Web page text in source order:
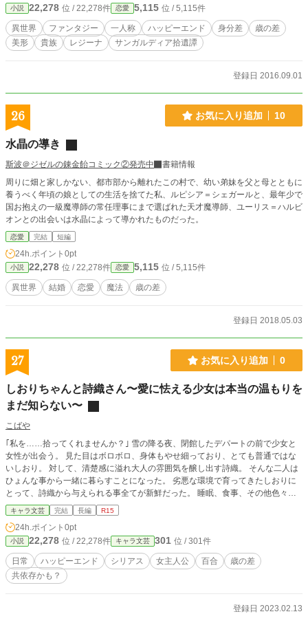
を公開しております。 https://www.alphapolis.co.jp/novel/710124967/873070
322 ※同一世界を舞台にした関連作品もございます。 (閲覧は18歳以上のB
Lにも寛容な方に限らせていただきます、何卒ご了承ください) https://novel18.
syosetu.com/xs0114a/
小説 22,278 位 / 22,278件 恋愛 5,115 位 / 5,115件
異世界 ファンタジー 一人称 ハッピーエンド 身分差
歳の差
美形
貴族 レジーナ サンガルディア拾遺譚
登録日 2016.09.01
26 お気に入り追加 10
水晶の導き
斯波＠ジゼルの錬金飴コミック②発売中
書籍情報
周りに畑と家しかない、都市部から離れたこの村で、幼い弟妹を父と母とともに
養うべく年頃の娘としての生活を捨てた私、ルピシア＝シェガールと、最年少で
国お抱えの一級魔導師の常任理事にまで選ばれた天才魔導師、ユーリス＝ハルビ
オンとの出会いは水晶によって導かれたものだった。
恋愛 完結 短編
24h.ポイント 0pt
小説 22,278 位 / 22,278件 恋愛 5,115 位 / 5,115件
異世界 結婚 恋愛 魔法 歳の差
登録日 2018.05.03
27 お気に入り追加 0
しおりちゃんと詩織さん〜愛に怯える少女は本当の温もりを
まだ知らない〜
こばや
｢私を……拾ってくれませんか？｣ 雪の降る夜、閉館したデパートの前で少女と
女性が出会う。 見た目はボロボロ、身体もやせ細っており、とても普通ではな
いしおり。 対して、清楚感に溢れ大人の雰囲気を醸し出す詩織。 そんな二人は
ひょんな事から一緒に暮らすことになった。 劣悪な環境で育ってきたしおりに
とって、詩織から与えられる事全てが新鮮だった。 睡眠、食事、その他色々な
ものが、彼女にとって本当に新鮮であり、それでいて──恐怖でもあった。 そん
なしおりに詩織はありとあらゆる方法で、人としての温かさを、愛を教えようと
する。 愛を知らないが故に、詩織からの愛に怯えるしおり。 かつて自分が救わ
れたように、愛の素晴らしさを知っているからこそ、しおりに愛を伝えたい詩
織。 愛とは何か。そして2人の生活はどうなるのか。 人間ドラマに溢れる感動
系年の差百合物語が、ここから始まる。
キャラ文芸 完結 長編 R15
24h.ポイント 0pt
小説 22,278 位 / 22,278件 キャラ文芸 301 位 / 301件
日常 ハッピーエンド シリアス 女主人公 百合
歳の差
共依存かも？
登録日 2023.02.13